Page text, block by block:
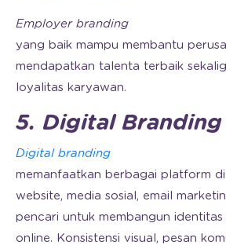
Employer branding
yang baik mampu membantu
mendapatkan talenta terbaik
loyalitas karyawan.
5. Digital Branding
Digital branding
memanfaatkan berbagai platform
website, media sosial, email
pencari untuk membangun identitas
online. Konsistensi visual, pesan